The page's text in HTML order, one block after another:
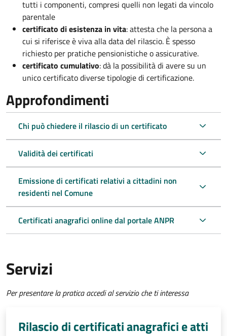
tutti i componenti, compresi quelli non legati da vincolo
parentale
certificato di esistenza in vita: attesta che la persona a
cui si riferisce è viva alla data del rilascio. È spesso
richiesto per pratiche pensionistiche o assicurative.
certificato cumulativo: dà la possibilità di avere su un
unico certificato diverse tipologie di certificazione.
Approfondimenti
Chi può chiedere il rilascio di un certificato
Validità dei certificati
Emissione di certificati relativi a cittadini non
residenti nel Comune
Certificati anagrafici online dal portale ANPR
Servizi
Per presentare la pratica accedi al servizio che ti interessa
Rilascio di certificati anagrafici e atti